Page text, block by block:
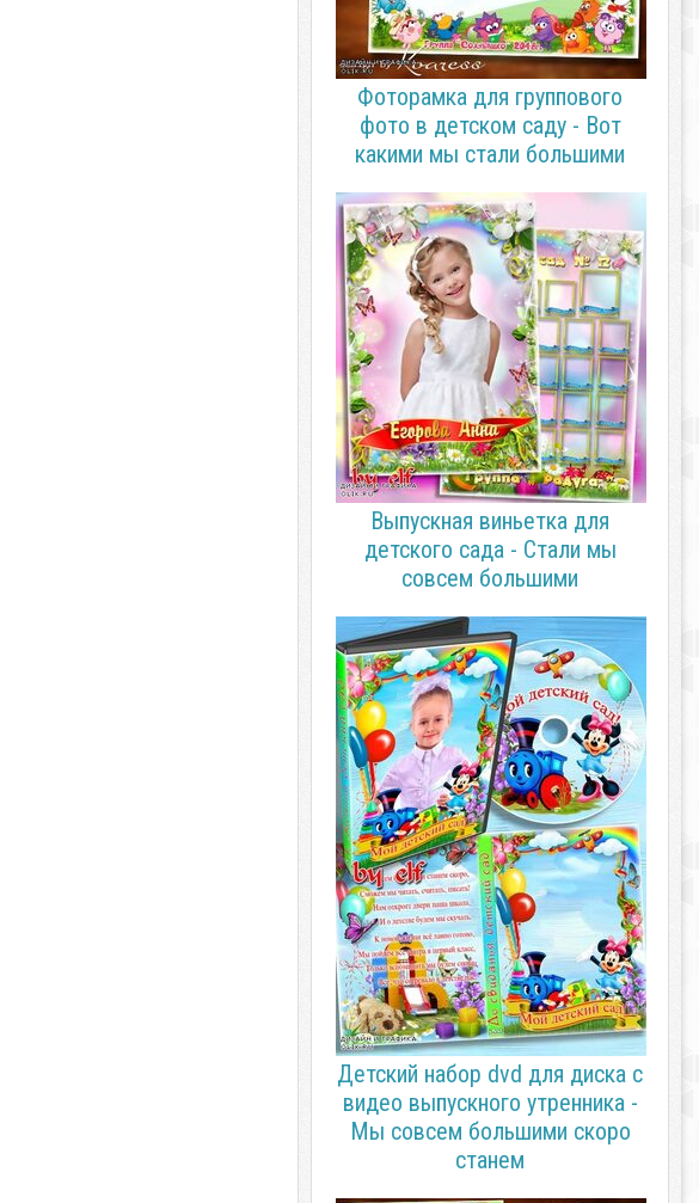
Фоторамка для группового
фото в детском саду - Вот
какими мы стали большими
Выпускная виньетка для
детского сада - Стали мы
совсем большими
Детский набор dvd для диска с
видео выпускного утренника -
Мы совсем большими скоро
станем